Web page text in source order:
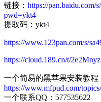
链接： https://
pwd=ykt4
提取码：ykt4
https://www.123pan.com/s/
https://cloud.189.cn/t/
一个简易的黑苹果安装教程
https://www.mfpud.com/
一个联系QQ：577535622